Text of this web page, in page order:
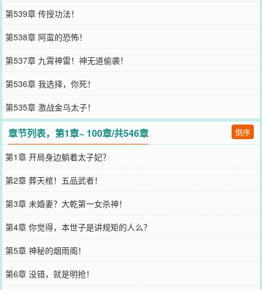
第539章 传授功法！
第538章 阿蛮的恐怖！
第537章 九霄神雷！神无道偷袭！
第536章 我选择，你死！
第535章 激战金乌太子！
章节列表，第1章~ 100章/共546章 倒序
第1章 开局身边躺着太子妃？
第2章 葬天棺！五品武者！
第3章 未婚妻？大乾第一女杀神！
第4章 你觉得，本世子是讲规矩的人么？
第5章 神秘的烟雨阁！
第6章 没错，就是明抢！